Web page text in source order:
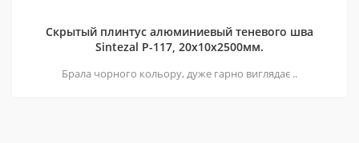
Скрытый плинтус алюминиевый теневого шва
Sintezal P-117, 20х10х2500мм.
Брала чорного кольору, дуже гарно виглядає ..